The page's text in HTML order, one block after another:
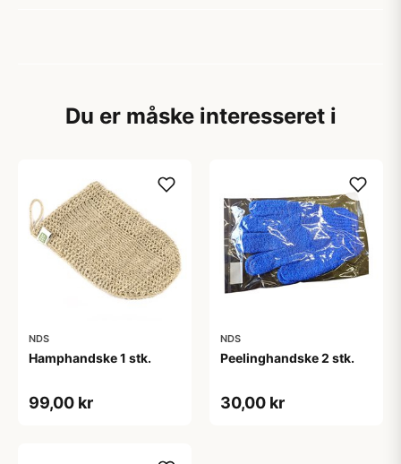
Du er måske interesseret i
NDS
Hamphandske 1 stk.
99,00 kr
NDS
Peelinghandske 2 stk.
30,00 kr